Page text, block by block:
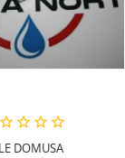
DOMUSA